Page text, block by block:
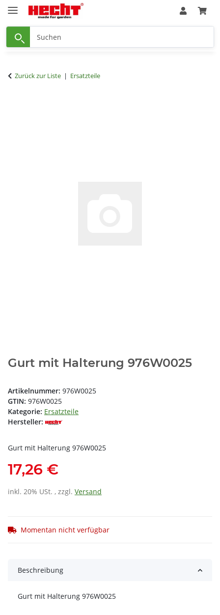
Zurück zur Liste Ersatzteile
Gurt mit Halterung 976W0025
Artikelnummer: 976W0025
GTIN: 976W0025
Kategorie: Ersatzteile
Hersteller:
Gurt mit Halterung 976W0025
17,26 €
inkl. 20% USt. , zzgl. Versand
Momentan nicht verfügbar
Beschreibung
Gurt mit Halterung 976W0025